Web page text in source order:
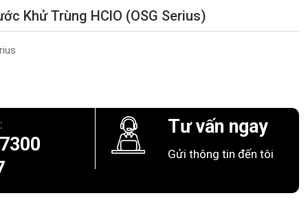
Khử Trùng HClO (OSG Serius)
Tư vấn ngay
Gửi thông tin đến tôi